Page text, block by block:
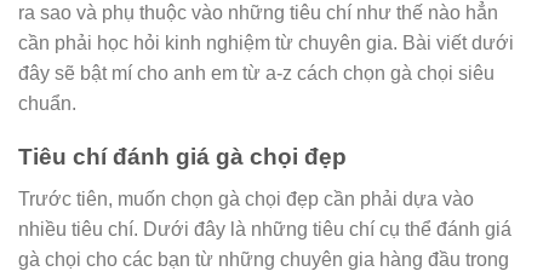
ra sao và phụ thuộc vào những tiêu chí như thế nào hẳn
cần phải học hỏi kinh nghiệm từ chuyên gia. Bài viết dưới
đây sẽ bật mí cho anh em từ a-z cách chọn gà chọi siêu
chuẩn.
Tiêu chí đánh giá gà chọi đẹp
Trước tiên, muốn chọn gà chọi đẹp cần phải dựa vào
nhiều tiêu chí. Dưới đây là những tiêu chí cụ thể đánh giá
gà chọi cho các bạn từ những chuyên gia hàng đầu trong